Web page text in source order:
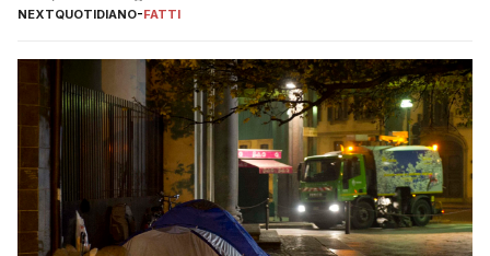
NEXTQUOTIDIANO-FATTI